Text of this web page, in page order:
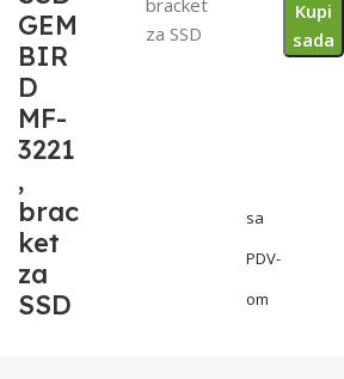
GEM
BIR
D
MF-
3221
,
brac
ket
za
SSD
za SSD
sa
PDV-
om
Kupi
sada